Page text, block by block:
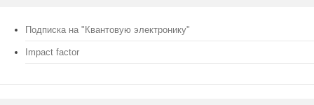
Подписка на "Квантовую электронику"
Impact factor